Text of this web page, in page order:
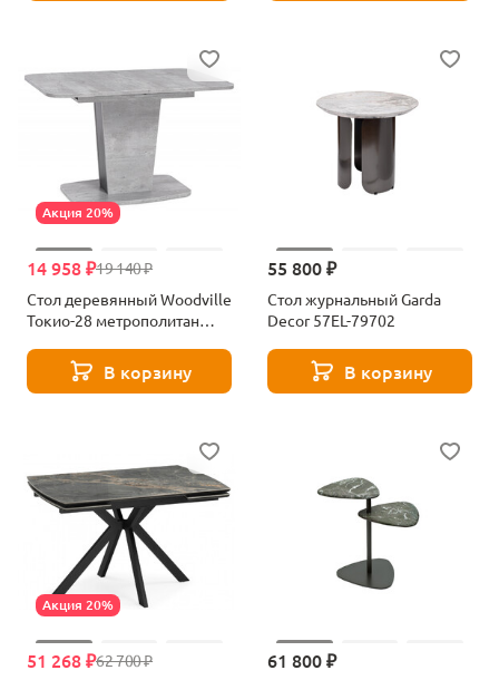
Акция 20%
19 140 ₽
14 958 ₽
Стол деревянный Woodville
Токио-28 метрополитан
В корзину
55 800 ₽
Стол журнальный Garda
Decor 57EL-79702
В корзину
Акция 20%
62 700 ₽
51 268 ₽ 61 800 ₽